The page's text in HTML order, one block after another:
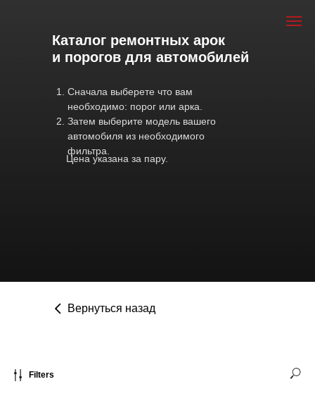
Каталог ремонтных арок
и порогов для автомобилей
Сначала выберете что вам
необходимо: порог или арка.
Затем выберите модель вашего
автомобиля из необходимого
фильтра.
Цена указана за пару.
Вернуться назад
Filters